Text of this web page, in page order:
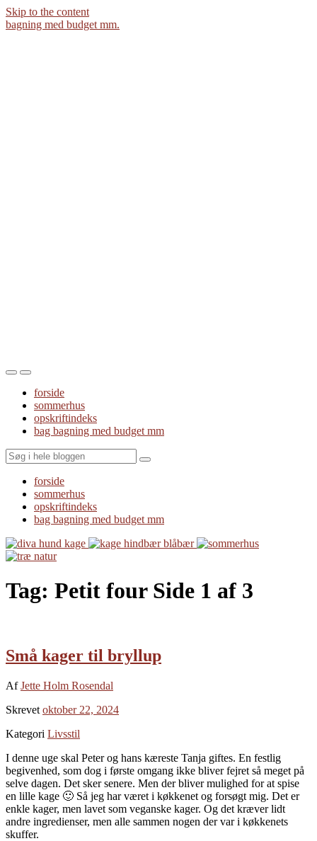
Skip to the content
bagning med budget mm.
Toggle
mobile
menu
Toggle
the
search
field
forside
sommerhus
opskriftindeks
bag bagning med budget mm
Search
forside
sommerhus
opskriftindeks
bag bagning med budget mm
Tag: Petit four Side 1 af 3
Små kager til bryllup
AfJette Holm Rosendal
Skrevet oktober 22, 2024
Kategori Livsstil
I denne uge skal Peter og hans kæreste Tanja giftes. En festlig
begivenhed, som dog i første omgang ikke bliver fejret så meget på
selve dagen. Det sker senere. Men der bliver mulighed for at spise
en lille kage 🙂 Så jeg har været i køkkenet og forsøgt mig. Det er
enkle kager, men lavet som veganske kager. Og det kræver lidt
andre ingredienser, men alle sammen nogen der var i køkkenets
skuffer.